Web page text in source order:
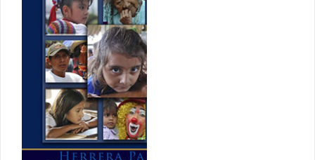
tradiciones y
momentos en
la fotografía
de Herrera
Palacios
Enero 2013